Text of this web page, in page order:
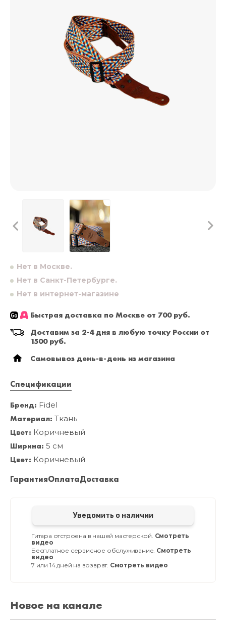
Нет в Москве.
Нет в Санкт-Петербурге.
Нет в интернет-магазине
Быстрая доставка по Москве от 700 руб.
Доставим за 2-4 дня в любую точку России от
1500 руб.
Самовывоз день-в-день из магазина
Спецификации
Бренд: Fidel
Материал: Ткань
Цвет: Коричневый
Ширина: 5 см
Цвет: Коричневый
ГарантияОплатаДоставка
Уведомить о наличии
Гитара отстроена в нашей мастерской. Смотреть
видео
Бесплатное сервисное обслуживание. Смотреть
видео
7 или 14 дней на возврат. Смотреть видео
Новое на канале